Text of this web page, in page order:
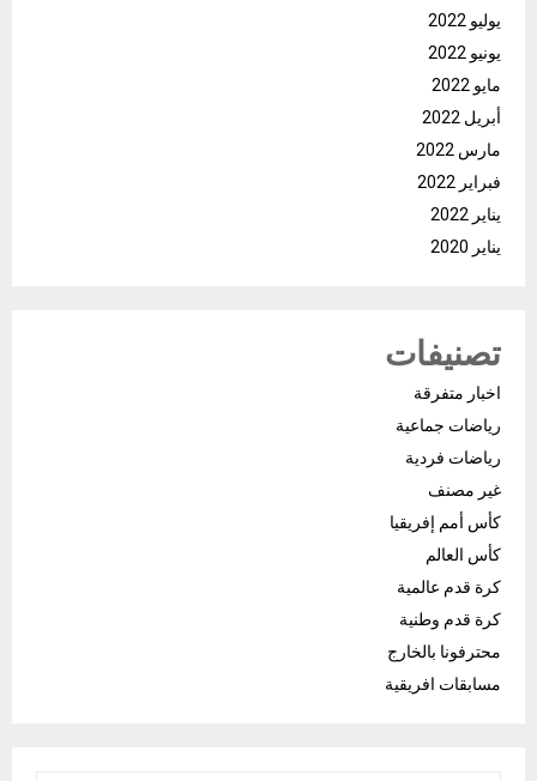
يوليو 2022
يونيو 2022
مايو 2022
أبريل 2022
مارس 2022
فبراير 2022
يناير 2022
يناير 2020
تصنيفات
اخبار متفرقة
رياضات جماعية
رياضات فردية
غير مصنف
كأس أمم إفريقيا
كأس العالم
كرة قدم عالمية
كرة قدم وطنية
محترفونا بالخارج
مسابقات افريقية